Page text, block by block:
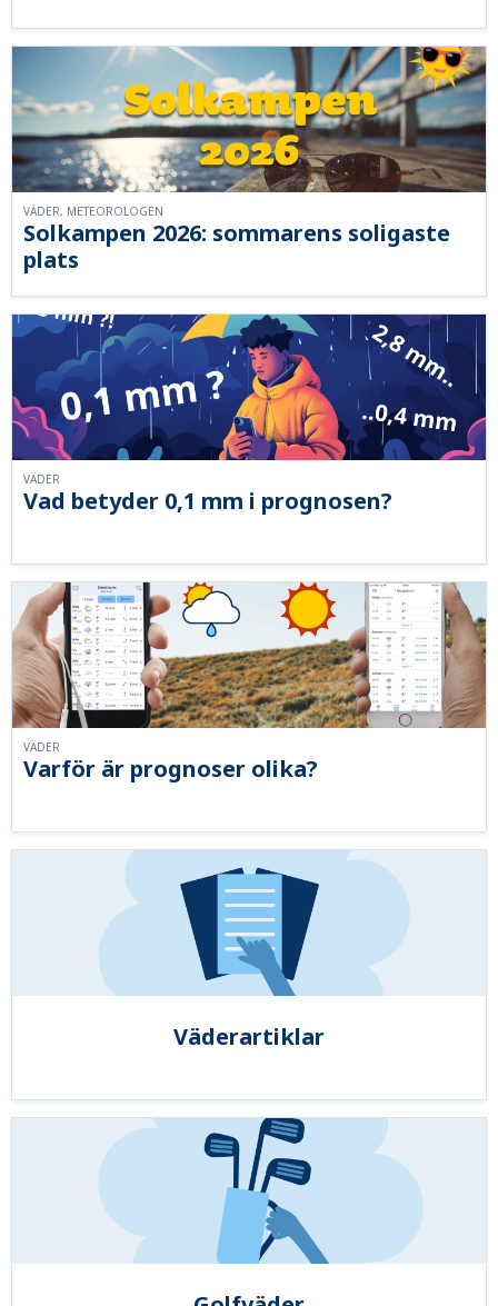
Solkampen 2026: sommarens soligaste
plats
VÄDER, METEOROLOGEN
Vad betyder 0,1 mm i prognosen?
VÄDER
Varför är prognoser olika?
VÄDER
Väderartiklar